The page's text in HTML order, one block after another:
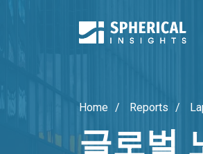
Home Reports
글로벌